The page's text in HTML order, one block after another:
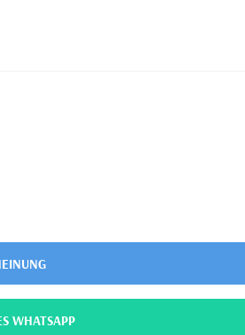
WHATSAPP